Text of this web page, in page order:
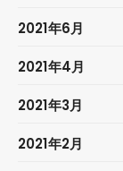
2021年6月
2021年4月
2021年3月
2021年2月